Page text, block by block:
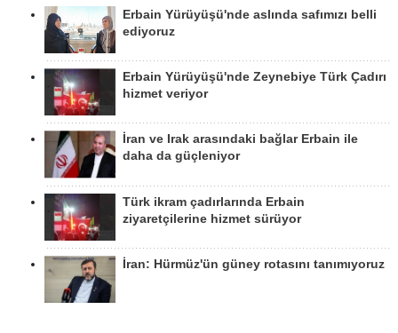
Erbain Yürüyüşü'nde aslında safımızı belli
ediyoruz
Erbain Yürüyüşü'nde Zeynebiye Türk Çadırı
hizmet veriyor
İran ve Irak arasındaki bağlar Erbain ile
daha da güçleniyor
Türk ikram çadırlarında Erbain
ziyaretçilerine hizmet sürüyor
İran: Hürmüz'ün güney rotasını tanımıyoruz